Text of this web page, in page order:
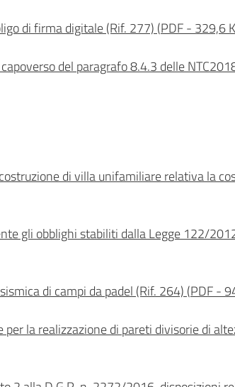
di firma digitale (Rif. 277) (PDF- 329,6
del paragrafo 8.4.3 delle
di villa unifamiliare relativa la
gli obblighi stabiliti dalla Legge 122/
di campi da padel (Rif. 264) (PDF-
la realizzazione di pareti divisorie di